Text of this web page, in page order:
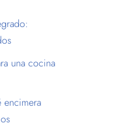
una cocina
encimera